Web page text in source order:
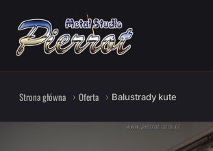
Strona główna Oferta Balustrady kute